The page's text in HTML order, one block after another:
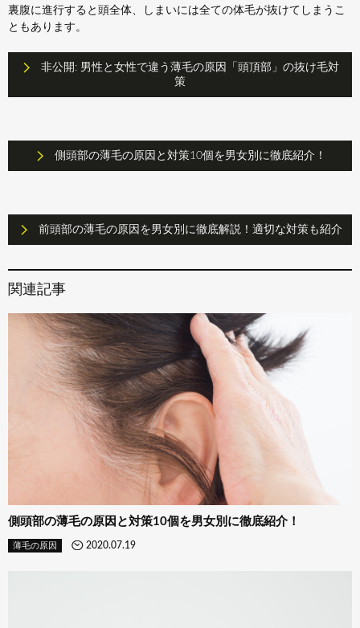
裏腹に進行すると頭全体、しまいには全ての体毛が抜けてしまうこ
ともあります。
非公開: 男性と女性で違う薄毛の原因「頭頂部」の抜け毛対
策
側頭部の薄毛の原因と対策10個を男女別に徹底紹介！
前頭部の薄毛の原因を男女別に徹底解説！適切な対策も紹介
側頭部の薄毛の原因と対策10個を男女別に徹底紹介！
薄毛の原因 2020.07.19